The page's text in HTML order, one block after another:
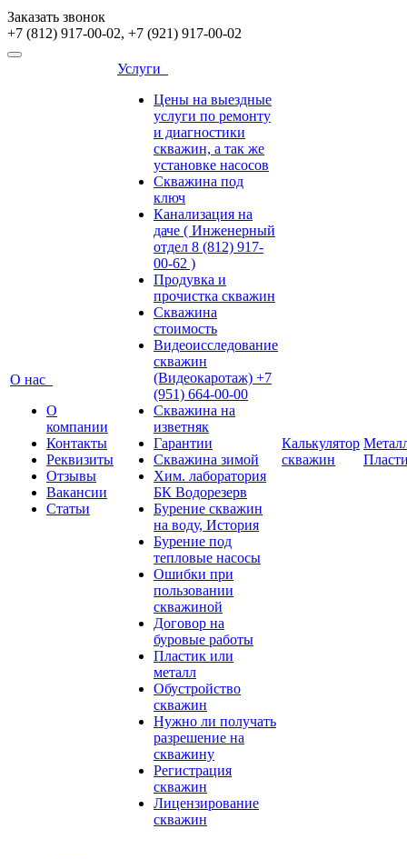
Заказать звонок
+7 (812) 917-00-02, +7 (921) 917-00-02
О нас
О
компании
Контакты
Реквизиты
Отзывы
Вакансии
Статьи
Услуги
Цены на выездные
услуги по ремонту
и диагностики
скважин, а так же
установке насосов
Скважина под
ключ
Канализация на
даче ( Инженерный
отдел 8 (812) 917-
00-62 )
Продувка и
прочистка скважин
Скважина
стоимость
Видеоисследование
скважин
(Видеокаротаж) +7
(951) 664-00-00
Скважина на
изветняк
Гарантии
Скважина зимой
Хим. лаборатория
БК Водорезерв
Бурение скважин
на воду, История
Бурение под
тепловые насосы
Ошибки при
пользовании
скважиной
Договор на
буровые работы
Пластик или
металл
Обустройство
скважин
Нужно ли получать
разрешение на
скважину
Регистрация
скважин
Лицензирование
скважин
Калькулятор
скважин